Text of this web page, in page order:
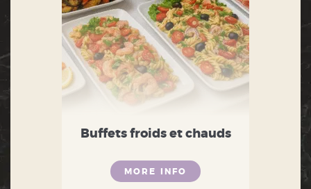
Buffets froids et chauds
MORE INFO